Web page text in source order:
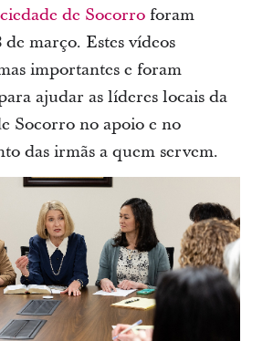
de Socorroforam
de março. Estes vídeos
importantes e foram
ajudar as líderes locais da
Socorro no apoio e no
das irmãs a quem servem.